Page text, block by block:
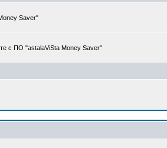
Saver"
с ПО "astalaViSta Money Saver"